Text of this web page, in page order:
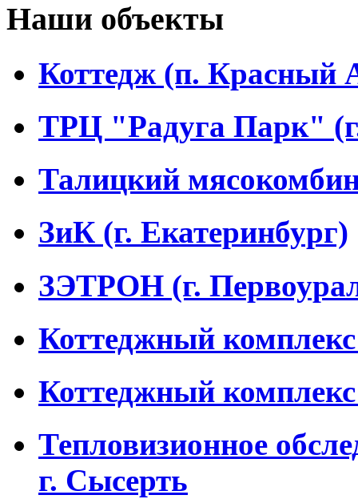
Наши объекты
Коттедж (п. Красный
ТРЦ "Радуга Парк"
Талицкий
ЗиК (г. Екатеринбург)
ЗЭТРОН (г.
Коттеджный
Коттеджный
Тепловизионное
г. Сысерть